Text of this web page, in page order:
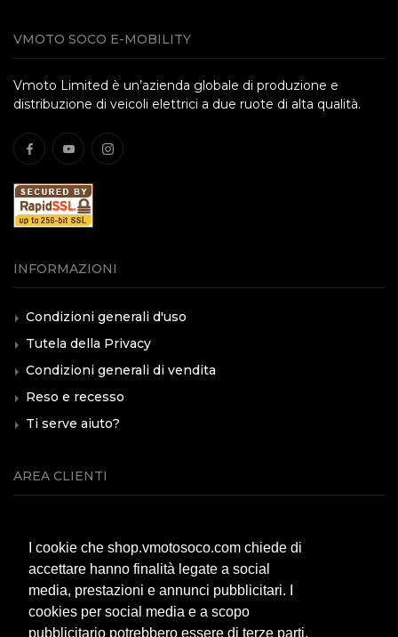
I cookie che shop.vmotosoco.com chiede di
accettare hanno finalità legate a social
media, prestazioni e annunci pubblicitari. I
cookies per social media e a scopo
pubblicitario potrebbero essere di terze parti,
VMOTO SOCO E-MOBILITY
Vmoto Limited è un’azienda globale di produzione e
distribuzione di veicoli elettrici a due ruote di alta qualità.
INFORMAZIONI
Condizioni generali d'uso
Tutela della Privacy
Condizioni generali di vendita
Reso e recesso
Ti serve aiuto?
AREA CLIENTI
Modalità di pagamento
Spese di spedizione
F.A.Q.